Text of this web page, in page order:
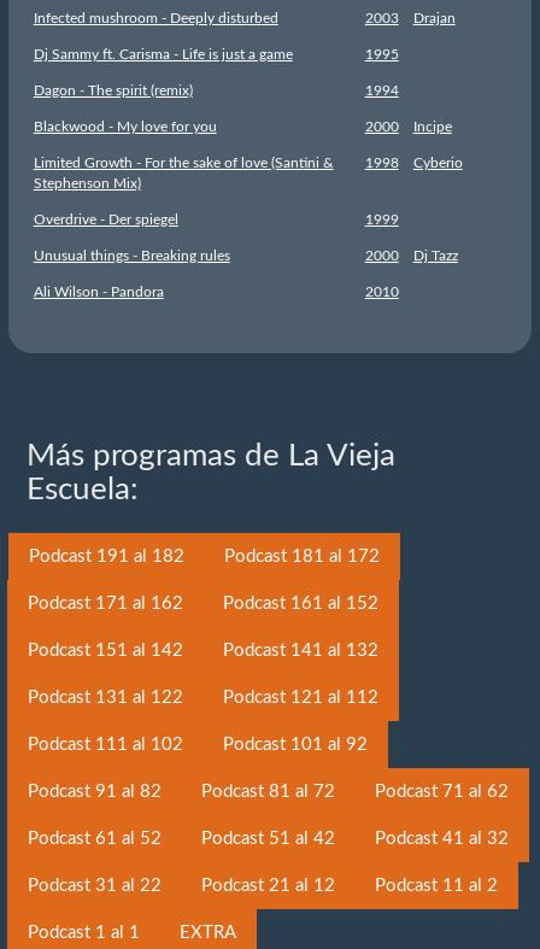
Infected mushroom - Deeply disturbed 2003 Drajan
Dj Sammy ft. Carisma - Life is just a game 1995
Dagon - The spirit (remix) 1994
Blackwood - My love for you 2000 Incipe
Limited Growth - For the sake of love (Santini &
Stephenson Mix)
1998 Cyberio
Overdrive - Der spiegel 1999
Unusual things - Breaking rules 2000 Dj Tazz
Ali Wilson - Pandora 2010
Más programas de La Vieja
Escuela:
Podcast 191 al 182 Podcast 181 al 172
Podcast 171 al 162 Podcast 161 al 152
Podcast 151 al 142 Podcast 141 al 132
Podcast 131 al 122 Podcast 121 al 112
Podcast 111 al 102 Podcast 101 al 92
Podcast 91 al 82 Podcast 81 al 72 Podcast 71 al 62
Podcast 61 al 52 Podcast 51 al 42 Podcast 41 al 32
Podcast 31 al 22 Podcast 21 al 12 Podcast 11 al 2
Podcast 1 al 1 EXTRA